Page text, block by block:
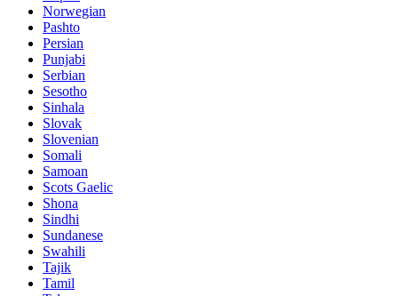
Norwegian
Pashto
Persian
Punjabi
Serbian
Sesotho
Sinhala
Slovak
Slovenian
Somali
Samoan
Scots Gaelic
Shona
Sindhi
Sundanese
Swahili
Tajik
Tamil